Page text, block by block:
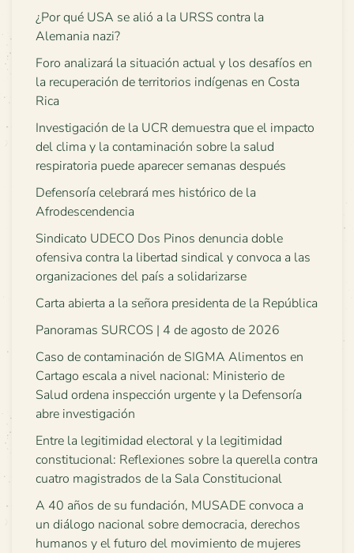
¿Por qué USA se alió a la URSS contra la
Alemania nazi?
Foro analizará la situación actual y los desafíos en
la recuperación de territorios indígenas en Costa
Rica
Investigación de la UCR demuestra que el impacto
del clima y la contaminación sobre la salud
respiratoria puede aparecer semanas después
Defensoría celebrará mes histórico de la
Afrodescendencia
Sindicato UDECO Dos Pinos denuncia doble
ofensiva contra la libertad sindical y convoca a las
organizaciones del país a solidarizarse
Carta abierta a la señora presidenta de la República
Panoramas SURCOS | 4 de agosto de 2026
Caso de contaminación de SIGMA Alimentos en
Cartago escala a nivel nacional: Ministerio de
Salud ordena inspección urgente y la Defensoría
abre investigación
Entre la legitimidad electoral y la legitimidad
constitucional: Reflexiones sobre la querella contra
cuatro magistrados de la Sala Constitucional
A 40 años de su fundación, MUSADE convoca a
un diálogo nacional sobre democracia, derechos
humanos y el futuro del movimiento de mujeres